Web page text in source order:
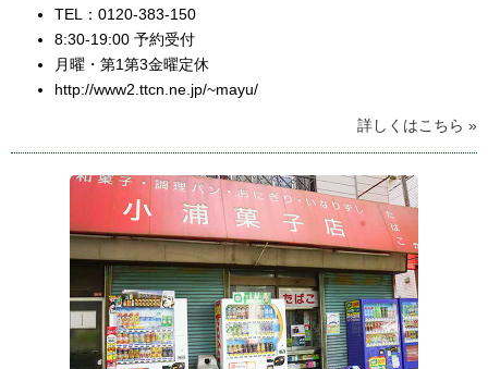
TEL：0120-383-150
8:30-19:00 予約受付
月曜・第1第3金曜定休
http://www2.ttcn.ne.jp/~mayu/
詳しくはこちら »